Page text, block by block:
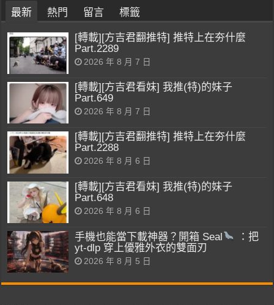
最新 熱門 留言 標籤
[轉載][方吉君翻推特] 推特上在夯什麼
Part.2289
2026 年 8 月 7 日
[轉載][方吉君看妹] 我推(特)的妹子
Part.649
2026 年 8 月 7 日
[轉載][方吉君翻推特] 推特上在夯什麼
Part.2288
2026 年 8 月 6 日
[轉載][方吉君看妹] 我推(特)的妹子
Part.648
2026 年 8 月 6 日
手機也能當下載神器？開箱 Seal
：把
yt-dlp 穿上優雅外衣的雙面刃
2026 年 8 月 5 日